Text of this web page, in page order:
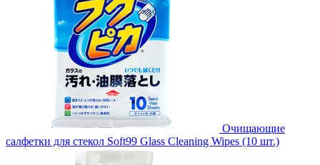
Очищающие
салфетки для стекол Soft99 Glass Cleaning Wipes (10 шт.)